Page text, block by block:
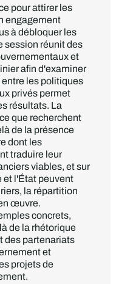
pour attirer les
engagement
à débloquer les
session réunit des
et
afin d'examiner
les politiques
privés permet
résultats. La
que recherchent
de la présence
dont les
traduire leur
viables, et sur
et l'État peuvent
la répartition
œuvre.
concrets,
de la rhétorique
des partenariats
et
projets de